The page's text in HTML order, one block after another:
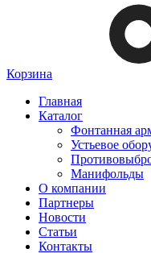
Корзина
Главная
Каталог
Фонтанная
Устьевое
Манифольды
О компании
Партнеры
Новости
Статьи
Контакты